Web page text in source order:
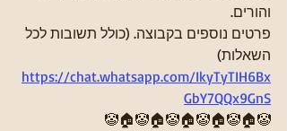
והורים.
פרטים נוספים בקבוצה. (כולל תשובות לכל
השאלות)
https://chat.whatsapp.com/IkyTyTIH6Bx
GbY7QQx9GnS
🤡🏠🤡🏠🤡🏠🤡🏠🤡🏠🤡